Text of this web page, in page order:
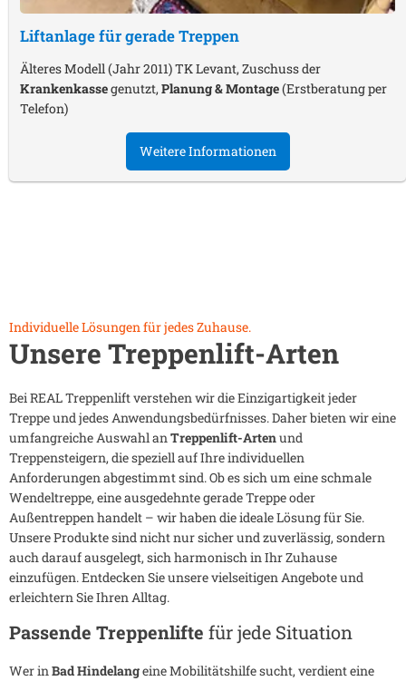
Liftanlage für gerade Treppen
Älteres Modell (Jahr 2011) TK Levant, Zuschuss der
Krankenkassegenutzt,Planung & Montage(Erstberatung per
Telefon)
Weitere Informationen
Individuelle Lösungen für jedes Zuhause.
Unsere Treppenlift-Arten
Bei REAL Treppenlift verstehen wir die Einzigartigkeit jeder
Treppe und jedes Anwendungsbedürfnisses. Daher bieten wir eine
umfangreiche Auswahl anTreppenlift-Artenund
Treppensteigern, die speziell auf Ihre individuellen
Anforderungen abgestimmt sind. Ob es sich um eine schmale
Wendeltreppe, eine ausgedehnte gerade Treppe oder
Außentreppen handelt – wir haben die ideale Lösung für Sie.
Unsere Produkte sind nicht nur sicher und zuverlässig, sondern
auch darauf ausgelegt, sich harmonisch in Ihr Zuhause
einzufügen. Entdecken Sie unsere vielseitigen Angebote und
erleichtern Sie Ihren Alltag.
Passende Treppenlifte für jede Situation
Wer inBad Hindelangeine Mobilitätshilfe sucht, verdient eine